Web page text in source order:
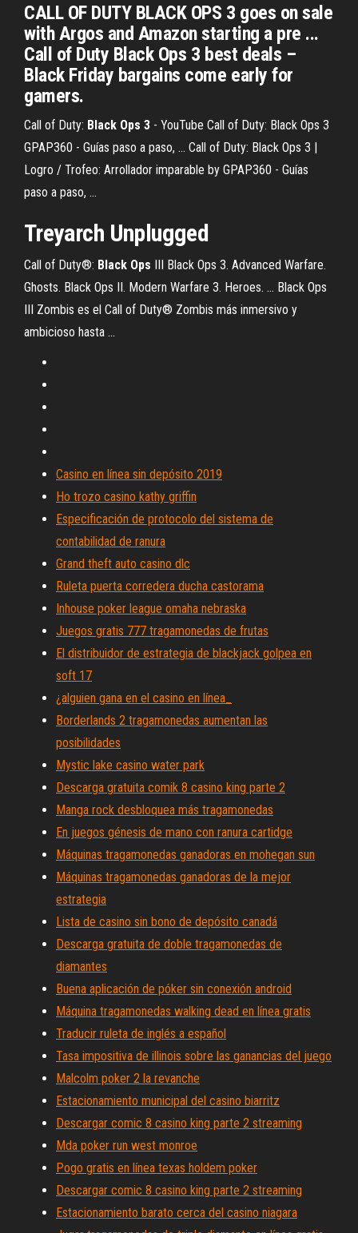
CALL OF DUTY BLACK OPS 3 goes on sale
with Argos and Amazon starting a pre ...
Call of Duty Black Ops 3 best deals –
Black Friday bargains come early for
gamers.
Call of Duty: Black Ops 3 - YouTube Call of Duty: Black Ops 3
GPAP360 - Guías paso a paso, ... Call of Duty: Black Ops 3 |
Logro / Trofeo: Arrollador imparable by GPAP360 - Guías
paso a paso, ...
Treyarch Unplugged
Call of Duty®: Black Ops III Black Ops 3. Advanced Warfare.
Ghosts. Black Ops II. Modern Warfare 3. Heroes. ... Black Ops
III Zombis es el Call of Duty® Zombis más inmersivo y
ambicioso hasta ...
Casino en línea sin depósito 2019
Ho trozo casino kathy griffin
Especificación de protocolo del sistema de
contabilidad de ranura
Grand theft auto casino dlc
Ruleta puerta corredera ducha castorama
Inhouse poker league omaha nebraska
Juegos gratis 777 tragamonedas de frutas
El distribuidor de estrategia de blackjack golpea en
soft 17
¿alguien gana en el casino en línea_
Borderlands 2 tragamonedas aumentan las
posibilidades
Mystic lake casino water park
Descarga gratuita comik 8 casino king parte 2
Manga rock desbloquea más tragamonedas
En juegos génesis de mano con ranura cartidge
Máquinas tragamonedas ganadoras en mohegan sun
Máquinas tragamonedas ganadoras de la mejor
estrategia
Lista de casino sin bono de depósito canadá
Descarga gratuita de doble tragamonedas de
diamantes
Buena aplicación de póker sin conexión android
Máquina tragamonedas walking dead en línea gratis
Traducir ruleta de inglés a español
Tasa impositiva de illinois sobre las ganancias del juego
Malcolm poker 2 la revanche
Estacionamiento municipal del casino biarritz
Descargar comic 8 casino king parte 2 streaming
Mda poker run west monroe
Pogo gratis en línea texas holdem poker
Descargar comic 8 casino king parte 2 streaming
Estacionamiento barato cerca del casino niagara